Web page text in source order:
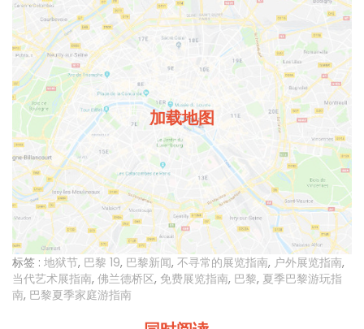
加载地图
标签 : 地狱节, 巴黎 19, 巴黎新闻, 不寻常的展览指南, 户外展览指南,
当代艺术展指南, 佛兰德桥区, 免费展览指南, 巴黎, 夏季巴黎游玩指
南, 巴黎夏季家庭游指南